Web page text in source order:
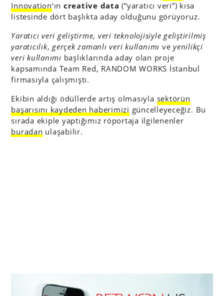
Innovation‘ın creative data(“yaratıcı veri”) kısa
listesinde dört başlıkta aday olduğunu görüyoruz.
Yaratıcı veri geliştirme, veri teknolojisiyle geliştirilmiş
yaratıcılık,gerçek zamanlı veri kullanımı veyenilikçi
veri kullanımı başlıklarında aday olan proje
kapsamında Team Red, RANDOM WORKS İstanbul
firmasıyla çalışmıştı.
Ekibin aldığı ödüllerde artış olmasıyla sektörün
başarısını kaydeden haberimizi güncelleyeceğiz. Bu
sırada ekiple yaptığımız röportaja ilgilenenler
buradan ulaşabilir.